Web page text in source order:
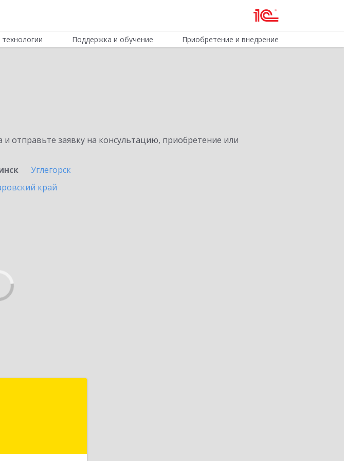
Поддержка и обучение Приобретение и внедрение
отправьте заявку на консультацию, приобретение или
Углегорск
край
обл, г.о. Город
Сахалинск г,
этаж 2